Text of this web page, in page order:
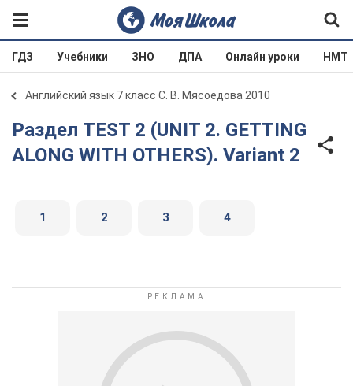
ГДЗ Учебники ЗНО ДПА Онлайн уроки НМТ
Английский язык 7 класс С. В. Мясоедова 2010
Раздел TEST 2 (UNIT 2. GETTING
ALONG WITH OTHERS). Variant 2
1 2 3 4